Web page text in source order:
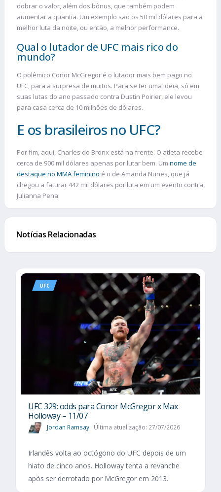
dobrar o valor, além dos bônus, que também podem
aumentar a quantia. Um exemplo são os 50 mil dólares para a
melhor luta da noite, ou então, a melhor performance.
Qual o lutador de UFC mais rico do
mundo?
O polêmico Conor McGregor é o lutador mais bem pago no
UFC, para a surpresa de muitos. Para se ter uma ideia, só em
suas lutas do ano passado contra Dustin Poirier, ele levou
para casa cerca de 10 milhões de dólares.
E os brasileiros no UFC?
Por fim, aqui, Charles do Bronx está na frente. O atleta recebe
cerca de 900 mil dólares apenas por lutar bem. Um nome de
destaque no MMA feminino é o de Amanda Nunes, que já
chegou a faturar 442 mil dólares por luta em um evento contra
Julianna Pena.
Notícias Relacionadas
UFC
UFC 329: odds para Conor McGregor x Max
Holloway – 11/07
Jordan Ramsay Última atualização: 27/07/2026
Irlandês volta ao octógono do UFC depois de um
hiato de cinco anos. Holloway tenta a revanche
após ser derrotado por McGregor em 2013.